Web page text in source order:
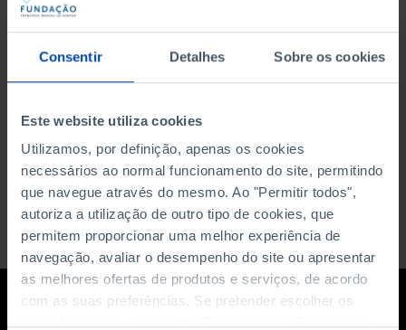
Consentir Detalhes Sobre os cookies
Este website utiliza cookies
Utilizamos, por definição, apenas os cookies
necessários ao normal funcionamento do site, permitindo
que navegue através do mesmo. Ao "Permitir todos",
autoriza a utilização de outro tipo de cookies, que
permitem proporcionar uma melhor experiência de
navegação, avaliar o desempenho do site ou apresentar
as melhores ofertas de produtos e serviços, de acordo
com as suas preferências. Se pretender escolher os
DATA DE INÍCIO
DATA DE FIM